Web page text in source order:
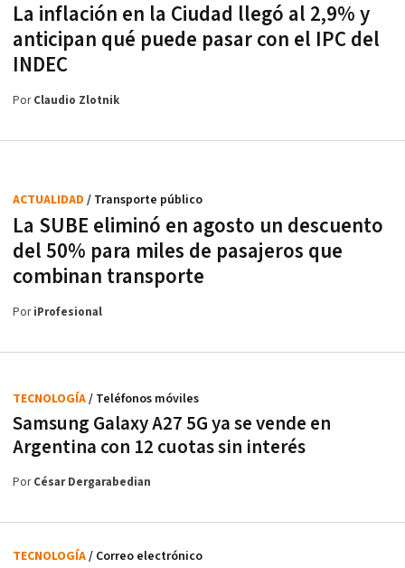
La inflación en la Ciudad llegó al 2,9% y
anticipan qué puede pasar con el IPC del
INDEC
PorClaudio Zlotnik
La SUBE eliminó en agosto un descuento
del 50% para miles de pasajeros que
combinan transporte
ACTUALIDAD / Transporte público
PoriProfesional
Samsung Galaxy A27 5G ya se vende en
Argentina con 12 cuotas sin interés
TECNOLOGÍA/ Teléfonos móviles
PorCésar Dergarabedian
TECNOLOGÍA/ Correo electrónico